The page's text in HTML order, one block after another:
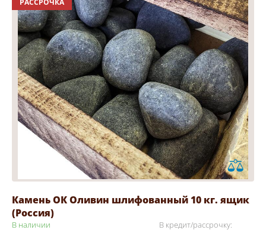
РАССРОЧКА
Камень ОК Оливин шлифованный 10 кг. ящик
(Россия)
В наличии В кредит/рассрочку: